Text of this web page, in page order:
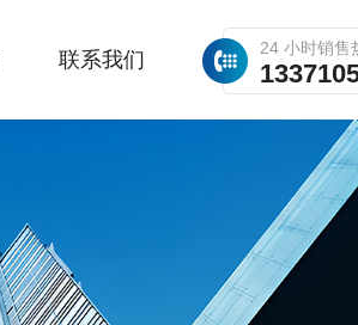
24 小时销售
联系我们